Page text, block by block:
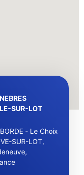
SUR-LOT
- Le Choix
SUR-LOT,